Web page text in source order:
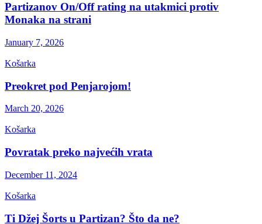
Partizanov On/Off rating na utakmici protiv
Monaka na strani
January 7, 2026
Košarka
Preokret pod Penjarojom!
March 20, 2026
Košarka
Povratak preko najvećih vrata
December 11, 2024
Košarka
Ti Džej Šorts u Partizan? Što da ne?